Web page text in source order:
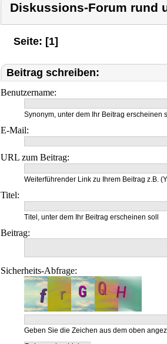
Diskussions-Forum rund
Seite: [1]
Beitrag schreiben:
Benutzername:
Synonym, unter dem Ihr Beitrag erscheinen
E-Mail:
URL zum Beitrag:
Weiterführender Link zu Ihrem Beitrag z.B.
Titel:
Titel, unter dem Ihr Beitrag erscheinen soll
Beitrag:
Sicherheits-Abfrage:
Geben Sie die Zeichen aus dem oben